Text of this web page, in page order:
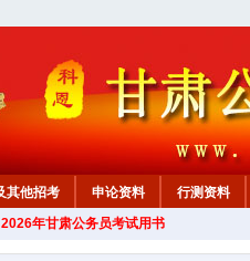
其他招考 申论资料
行测资料
年甘肃公务员考试用书